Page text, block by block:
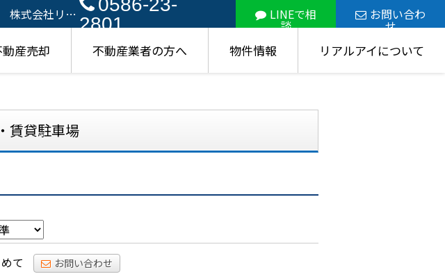
株式会社リア 2801
LINEで相
談
お問い合わ
せ
産売却 不動産業者の方へ 物件情報 リアルアイについて
賃貸駐車場
て お問い合わせ